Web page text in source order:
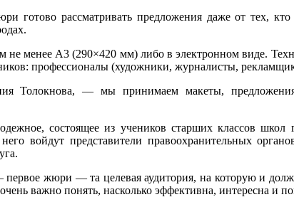
готово рассматривать предложения даже от тех,
менее А3 (290×420 мм) либо в электронном виде.
профессионалы (художники, журналисты,
Толокнова, — мы принимаем макеты,
состоящее из учеников старших классов школ
войдут представители правоохранительных
жюри — та целевая аудитория, на которую и
важно понять, насколько эффективна, интересна и